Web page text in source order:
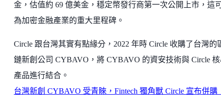
金，估值約 69 億美金，穩定幣發行商第一次公開上市，這
為加密金融產業的重大里程碑。
Circle 跟台灣其實有點緣分，2022 年時 Circle 收購了台灣的
鏈新創公司 CYBAVO，將 CYBAVO 的資安技術與 Circle
產品進行結合。
台灣新創 CYBAVO 受青睞，Fintech 獨角獸 Circle 宣布併購